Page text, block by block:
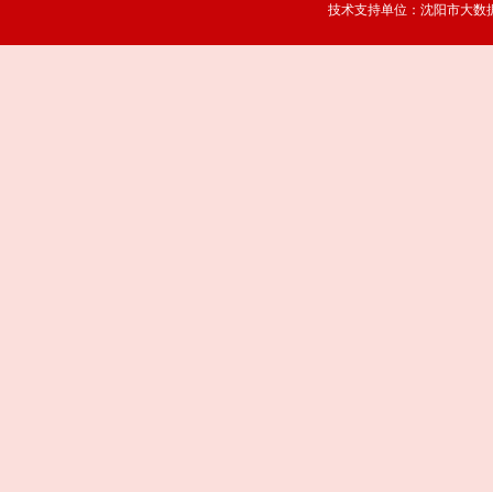
技术支持单位：沈阳市大数